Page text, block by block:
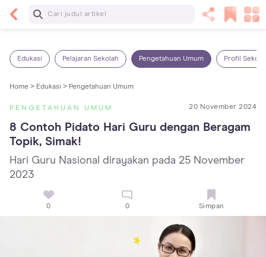
Baca Selanjutnya
Edukasi Pelajaran Sekolah Pengetahuan Umum Profil
Home > Edukasi > Pengetahuan Umum
PENGETAHUAN UMUM 20 November 2024
8 Contoh Pidato Hari Guru dengan Beragam
Topik, Simak!
Hari Guru Nasional dirayakan pada 25 November
2023
0 0 Simpan